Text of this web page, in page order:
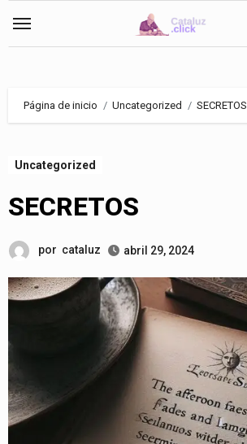
Página de inicio Uncategorized SECRETOS
Uncategorized
SECRETOS
por cataluz abril 29, 2024